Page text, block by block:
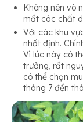
Không nên vò
mất các chất
Với các khu
nhất định.
Vì lúc này có
trưởng, rất
có thể chọn
tháng 7 đến